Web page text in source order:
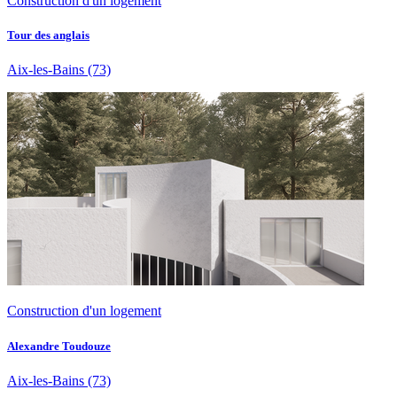
Tour des anglais
Aix-les-Bains (73)
Construction d'un logement
Alexandre Toudouze
Aix-les-Bains (73)